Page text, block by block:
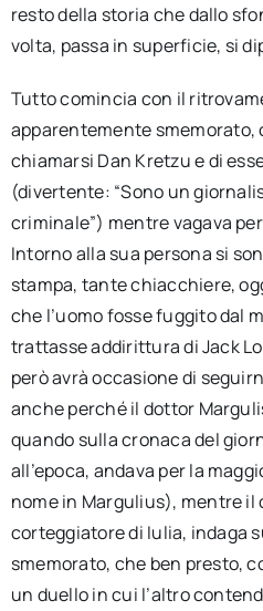
resto della storia che dallo
volta, passa in superficie, si
Tutto comincia con il
apparentemente
chiamarsi Dan Kretzu e di
(divertente: “Sono un
criminale”) mentre vagava
Intorno alla sua persona si
stampa, tante chiacchiere,
che l’uomo fosse fuggito dal
trattasse addirittura di Jack
però avrà occasione di
anche perché il dottor
quando sulla cronaca del
all’epoca, andava per la
nome in Margulius), mentre il
corteggiatore di Iulia, indaga
smemorato, che ben presto,
un duello in cui l’altro